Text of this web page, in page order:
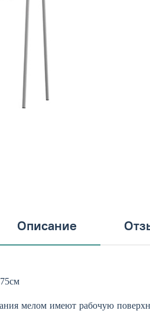
Описание
мелом имеют рабочую